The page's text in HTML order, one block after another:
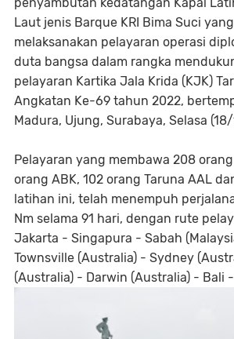
Laut jenis Barque KRI Bima Suci
melaksanakan pelayaran operasi
duta bangsa dalam rangka
pelayaran Kartika Jala Krida (KJK)
Angkatan Ke-69 tahun 2022,
Madura, Ujung, Surabaya, Selasa
Pelayaran yang membawa 208
orang ABK, 102 orang Taruna AAL
latihan ini, telah menempuh
Nm selama 91 hari, dengan rute
Jakarta - Singapura - Sabah
Townsville (Australia) - Sydney
(Australia) - Darwin (Australia) - Bali